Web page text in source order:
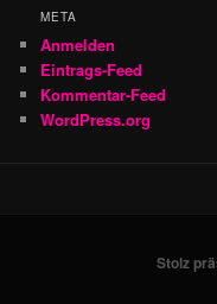
META
Anmelden
Eintrags-Feed
Kommentar-Feed
WordPress.org
Stolz